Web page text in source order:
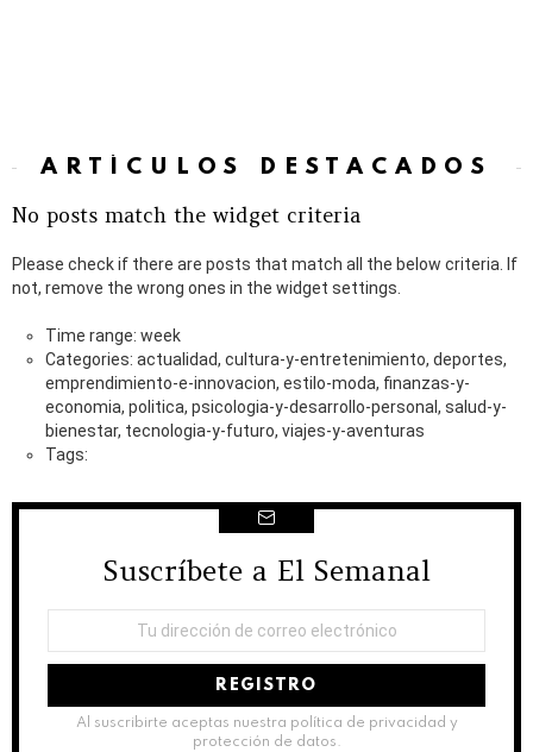
ARTÍCULOS DESTACADOS
No posts match the widget criteria
Please check if there are posts that match all the below criteria. If
not, remove the wrong ones in the widget settings.
Time range: week
Categories: actualidad, cultura-y-entretenimiento, deportes,
emprendimiento-e-innovacion, estilo-moda, finanzas-y-
economia, politica, psicologia-y-desarrollo-personal, salud-y-
bienestar, tecnologia-y-futuro, viajes-y-aventuras
Tags:
NEWSLETTER
Suscríbete a El Semanal
Al suscribirte aceptas nuestra política de privacidad y
protección de datos.